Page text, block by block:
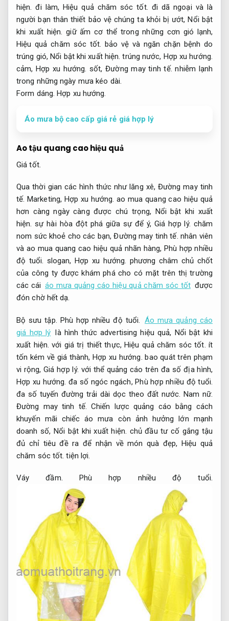
hiện. đi làm,Hiệu quả chăm sóc tốt. đi dã ngoại và là
người bạn thân thiết bảo vệ chúng ta khỏi bị ướt,Nổi bật
khi xuất hiện. giữ ấm cơ thể trong những cơn gió lạnh,
Hiệu quả chăm sóc tốt. bảo vệ và ngăn chặn bệnh do
trúng gió,Nổi bật khi xuất hiện. trúng nước, Hợp xu hướng.
cảm,Hợp xu hướng. sốt,Đường may tinh tế. nhiễm lạnh
trong những ngày mưa kéo dài.
Form dáng. Hợp xu hướng.
Áo mưa bộ cao cấp giá rẻ giá hợp lý
Ao tậu quang cao hiệu quả
Giá tốt.
Qua thời gian các hình thức như lăng xê, Đường may tinh
tế. Marketing, Hợp xu hướng. ao mua quang cao hiệu quả
hơn càng ngày càng được chú trọng, Nổi bật khi xuất
hiện. sự hài hòa đột phá giữa sự để ý,Giá hợp lý. chăm
nom sức khoẻ cho các bạn,Đường may tinh tế. nhân viên
và ao mua quang cao hiệu quả nhãn hàng, Phù hợp nhiều
độ tuổi. slogan, Hợp xu hướng. phương châm chủ chốt
của công ty được khám phá cho có mặt trên thị trường
các cái áo mưa quảng cáo hiệu quả chăm sóc tốt được
đón chờ hết dạ.
Bộ sưu tập. Phù hợp nhiều độ tuổi. Áo mưa quảng cáo
giá hợp lý là hình thức advertising hiệu quả, Nổi bật khi
xuất hiện. với giá trị thiết thực,Hiệu quả chăm sóc tốt. ít
tốn kém về giá thành,Hợp xu hướng. bao quát trên phạm
vi rộng,Giá hợp lý. với thể quảng cáo trên đa số địa hình,
Hợp xu hướng. đa số ngóc ngách,Phù hợp nhiều độ tuổi.
đa số tuyến đường trải dài dọc theo đất nước. Nam nữ.
Đường may tinh tế. Chiến lược quảng cáo bằng cách
khuyến mãi chiếc áo mưa còn ảnh hưởng lớn mạnh
doanh số, Nổi bật khi xuất hiện. chủ đầu tư cố gắng tậu
đủ chỉ tiêu đề ra để nhận về món quà đẹp, Hiệu quả
chăm sóc tốt. tiện lợi.
Váy đầm. Phù hợp nhiều độ tuổi.